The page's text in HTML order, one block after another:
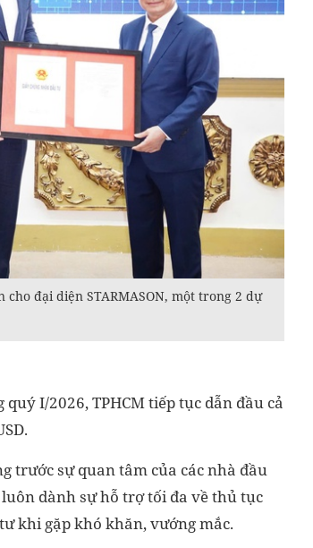
đại diện STARMASON, một trong 2 dự
I/2026, TPHCM tiếp tục dẫn đầu cả
trước sự quan tâm của các nhà đầu
dành sự hỗ trợ tối đa về thủ tục
khi gặp khó khăn, vướng mắc.